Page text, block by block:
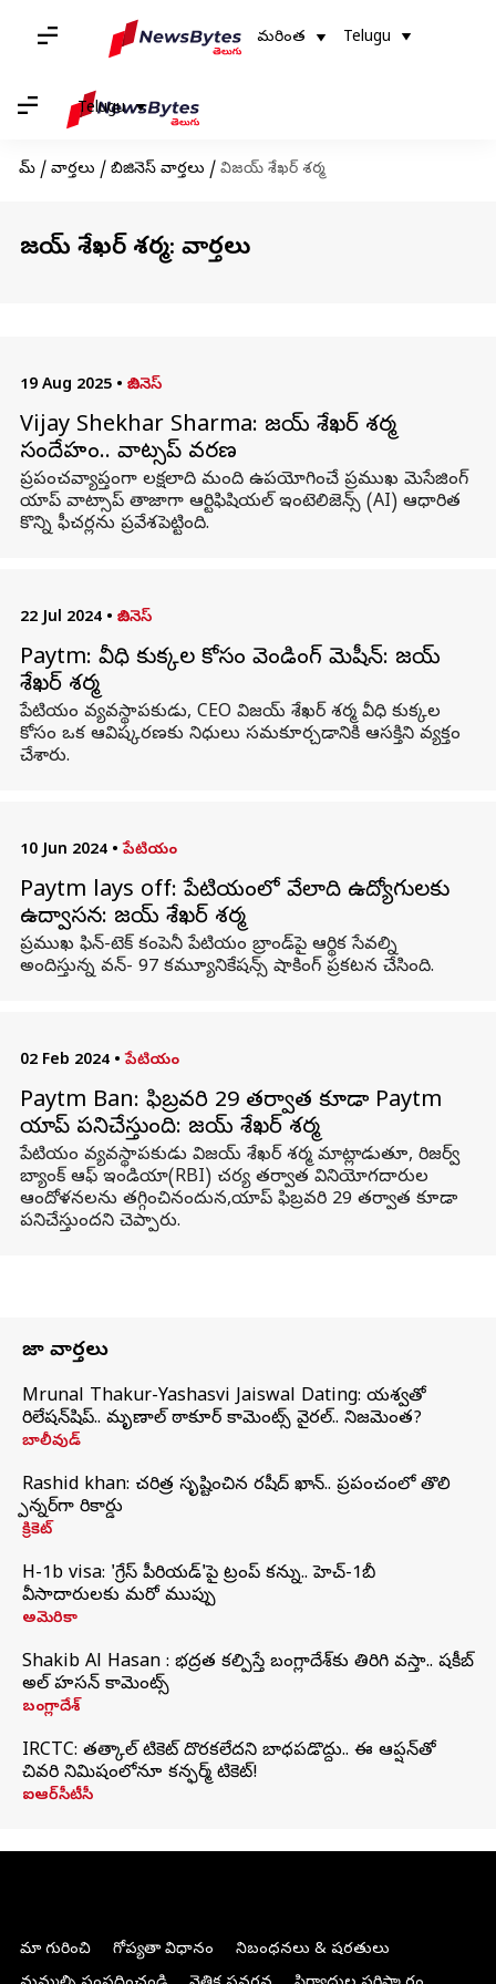
మరింత Telugu
Telugu
హోమ్ / వార్తలు / బిజినెస్ వార్తలు / విజయ్ శేఖర్ శర్మ
విజయ్ శేఖర్ శర్మ: వార్తలు
19 Aug 2025 • బిజినెస్
Vijay Shekhar Sharma: విజయ్‌ శేఖర్‌ శర్మ
సందేహం.. వాట్సప్‌ వివరణ
ప్రపంచవ్యాప్తంగా లక్షలాది మంది ఉపయోగించే ప్రముఖ మెసేజింగ్‌
యాప్‌ వాట్సాప్ తాజాగా ఆర్టిఫిషియల్‌ ఇంటెలిజెన్స్ (AI) ఆధారిత
కొన్ని ఫీచర్లను ప్రవేశపెట్టింది.
22 Jul 2024 • బిజినెస్
Paytm: వీధి కుక్కల కోసం వెండింగ్ మెషీన్‌: విజయ్
శేఖర్ శర్మ
పేటియం వ్యవస్థాపకుడు, CEO విజయ్ శేఖర్ శర్మ వీధి కుక్కల
కోసం ఒక ఆవిష్కరణకు నిధులు సమకూర్చడానికి ఆసక్తిని వ్యక్తం
చేశారు.
10 Jun 2024 • పేటియం
Paytm lays off: పేటియంలో వేలాది ఉద్యోగులకు
ఉద్వాసన: విజయ్ శేఖర్ శర్మ
ప్రముఖ ఫిన్‌-టెక్ కంపెనీ పేటియం బ్రాండ్‌పై ఆర్థిక సేవల్ని
అందిస్తున్న వన్- 97 కమ్యూనికేషన్స్ షాకింగ్ ప్రకటన చేసింది.
02 Feb 2024 • పేటియం
Paytm Ban: ఫిబ్రవరి 29 తర్వాత కూడా Paytm
యాప్ పనిచేస్తుంది: విజయ్ శేఖర్ శర్మ
పేటియం వ్యవస్థాపకుడు విజయ్ శేఖర్ శర్మ మాట్లాడుతూ, రిజర్వ్
బ్యాంక్ ఆఫ్ ఇండియా(RBI) చర్య తర్వాత వినియోగదారుల
ఆందోళనలను తగ్గించినందున,యాప్ ఫిబ్రవరి 29 తర్వాత కూడా
పనిచేస్తుందని చెప్పారు.
తాజా వార్తలు
Mrunal Thakur-Yashasvi Jaiswal Dating: యశస్వితో
రిలేషన్‌షిప్.. మృణాల్ ఠాకూర్ కామెంట్స్ వైరల్.. నిజమెంత?
బాలీవుడ్
Rashid khan: చరిత్ర సృష్టించిన రషీద్ ఖాన్.. ప్రపంచంలో తొలి
స్పిన్నర్‌గా రికార్డు
క్రికెట్
H-1b visa: 'గ్రేస్‌ పీరియడ్‌'పై ట్రంప్‌ కన్ను.. హెచ్‌-1బీ
వీసాదారులకు మరో ముప్పు
అమెరికా
Shakib Al Hasan : భద్రత కల్పిస్తే బంగ్లాదేశ్‌కు తిరిగి వస్తా.. షకీబ్
అల్ హసన్ కామెంట్స్
బంగ్లాదేశ్
IRCTC: తత్కాల్ టికెట్ దొరకలేదని బాధపడొద్దు.. ఈ ఆప్షన్‌తో
చివరి నిమిషంలోనూ కన్ఫర్మ్ టికెట్!
ఐఆర్‌సీటీసీ
మా గురించి గోప్యతా విధానం
నిబంధనలు & షరతులు